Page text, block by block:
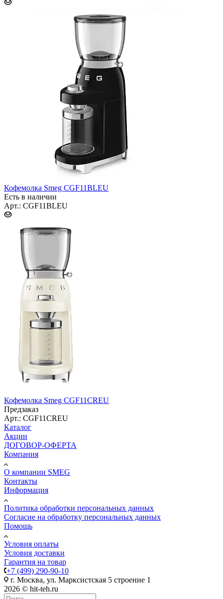
Кофемолка Smeg CGF11BLEU
Есть в наличии
Арт.: CGF11BLEU
Кофемолка Smeg CGF11CREU
Предзаказ
Арт.: CGF11CREU
Каталог
Акции
ДОГОВОР-ОФЕРТА
Компания
О компании SMEG
Контакты
Информация
Политика обработки персональных данных
Согласие на обработку персональных данных
Помощь
Условия оплаты
Условия доставки
Гарантия на товар
+7 (499) 290-90-10
г. Москва, ул. Марксистская 5 строение 1
2026 © hit-teh.ru